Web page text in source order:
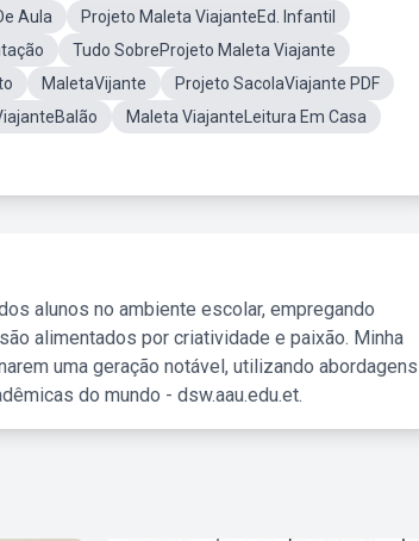
Aula
Projeto Maleta ViajanteEd. Infantil
Tudo SobreProjeto Maleta Viajante
MaletaVijante
Projeto SacolaViajante PDF
Maleta ViajanteLeitura Em Casa
alunos no ambiente escolar, empregando
alimentados por criatividade e paixão. Minha
uma geração notável, utilizando abordagens
do mundo - dsw.aau.edu.et.